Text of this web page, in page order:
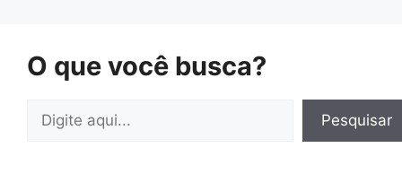
O que você busca?
Pesquisar Pesquisar